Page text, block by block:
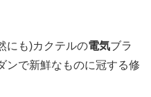
にも)カクテルの電気ブラ
ンで新鮮なものに冠する修